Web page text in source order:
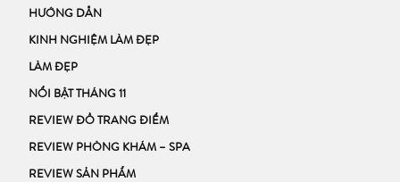
HƯỚNG DẪN
KINH NGHIỆM LÀM ĐẸP
LÀM ĐẸP
NỔI BẬT THÁNG 11
REVIEW ĐỒ TRANG ĐIỂM
REVIEW PHÒNG KHÁM – SPA
REVIEW SẢN PHẨM